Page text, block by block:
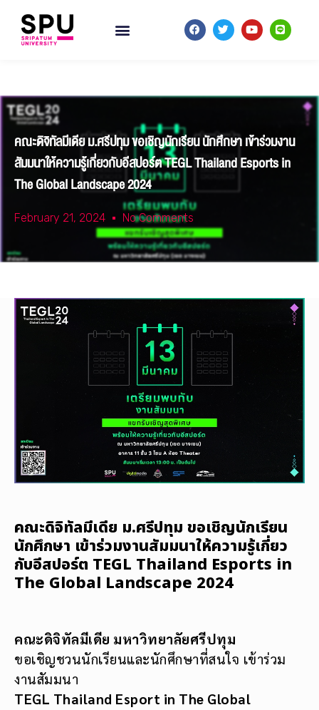
คณะดิจิทัลมีเดีย ม.ศรีปทุม ขอเชิญนักเรียน นักศึกษา เข้าร่วมงาน
สัมมนาให้ความรู้เกี่ยวกับอีสปอร์ต TEGL Thailand Esports in
The Global Landscape 2024
February 21, 2024 No Comments
คณะดิจิทัลมีเดีย ม.ศรีปทุม ขอเชิญนักเรียน
นักศึกษา เข้าร่วมงานสัมมนาให้ความรู้เกี่ยว
กับอีสปอร์ต TEGL Thailand Esports in
The Global Landscape 2024
คณะดิจิทัลมีเดีย มหาวิทยาลัยศรีปทุม
ขอเชิญชวนนักเรียนและนักศึกษาที่สนใจ เข้าร่วม
งานสัมมนา
TEGL Thailand Esport in The Global